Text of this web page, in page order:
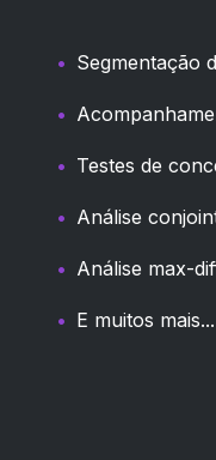
Segmentação
Testes de
Análise
Análise max-
E muitos mais...